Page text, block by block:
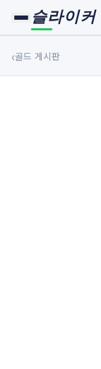
슬라이커
‹골드 게시판